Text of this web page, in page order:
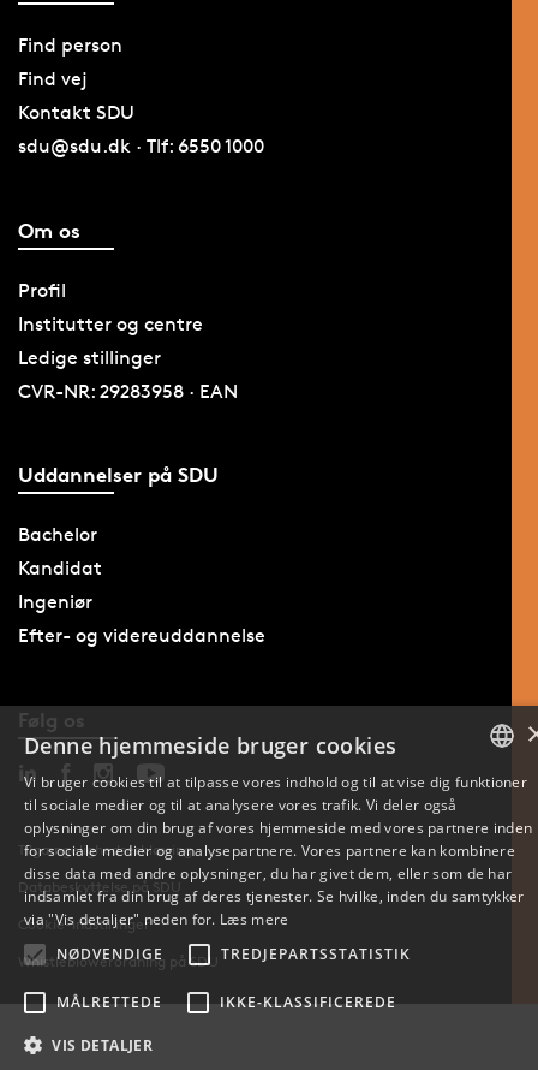
Find person
Find vej
Kontakt SDU
sdu@sdu.dk · Tlf: 6550 1000
Om os
Profil
Institutter og centre
Ledige stillinger
CVR-NR: 29283958 · EAN
Uddannelser på SDU
Bachelor
Kandidat
Ingeniør
Efter- og videreuddannelse
Følg os
Tilgængelighedserklæring
Databeskyttelse på SDU
Cookie-indstillinger
Whistleblowerordning på SDU
ENGLISH
Denne hjemmeside bruger cookies
Vi bruger cookies til at tilpasse vores indhold og til at vise dig funktioner
til sociale medier og til at analysere vores trafik. Vi deler også
oplysninger om din brug af vores hjemmeside med vores partnere inden
for sociale medier og analysepartnere. Vores partnere kan kombinere
disse data med andre oplysninger, du har givet dem, eller som de har
indsamlet fra din brug af deres tjenester. Se hvilke, inden du samtykker
via "Vis detaljer" neden for. Læs mere
NØDVENDIGE
TREDJEPARTSSTATISTIK
MÅLRETTEDE IKKE-KLASSIFICEREDE
VIS DETALJER